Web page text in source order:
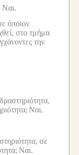
Ναι.
όποιον
στο τμήμα
την
Ναι.
σε
Ναι.